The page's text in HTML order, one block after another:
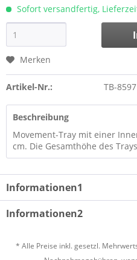
Sofort versandfertig,
Merken
Artikel-Nr.: TB-8597
Beschreibung
Movement-Tray mit einer
cm. Die Gesamthöhe des
Informationen1
Informationen2
* Alle Preise inkl. gesetzl.